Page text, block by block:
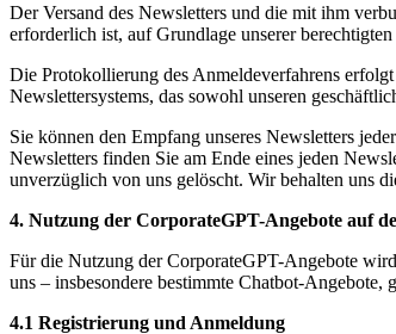
Der Versand des Newsletters und die mit ihm
erforderlich ist, auf Grundlage unserer
Die Protokollierung des Anmeldeverfahrens
Newslettersystems, das sowohl unseren
Sie können den Empfang unseres Newsletters
Newsletters finden Sie am Ende eines jeden
unverzüglich von uns gelöscht. Wir behalten uns
4. Nutzung der CorporateGPT-Angebote auf
Für die Nutzung der CorporateGPT-Angebote
uns – insbesondere bestimmte Chatbot-
4.1 Registrierung und Anmeldung